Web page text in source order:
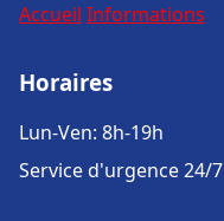
Accueil Informations
Horaires
Lun-Ven: 8h-19h
Service d'urgence 24/7